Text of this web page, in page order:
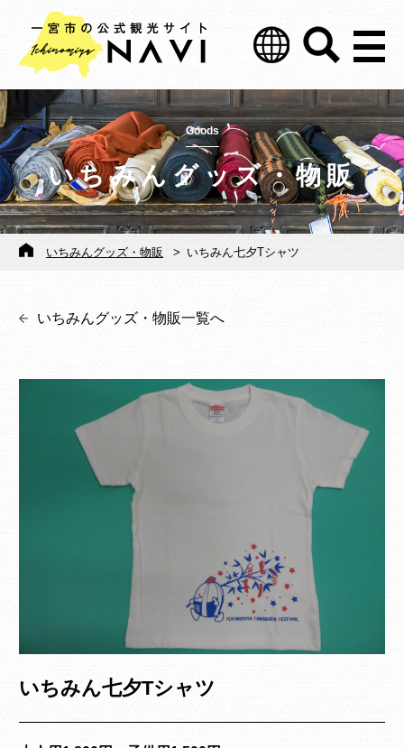
Goods
いちみんグッズ・物販
いちみんグッズ・物販 > いちみん七夕Tシャツ
いちみんグッズ・物販一覧へ
いちみん七夕Tシャツ